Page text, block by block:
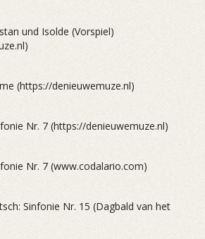
und Isolde (Vorspiel)
(https://denieuwemuze.nl)
Nr. 7 (https://denieuwemuze.nl)
Nr. 7 (www.codalario.com)
Sinfonie Nr. 15 (Dagbald van het